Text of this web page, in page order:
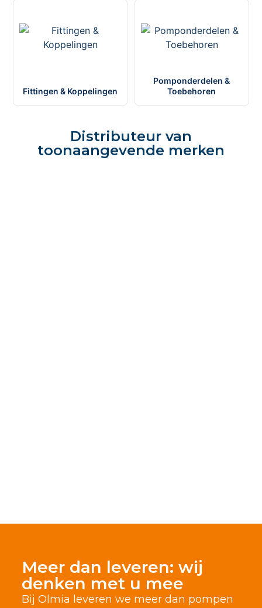
Fittingen & Koppelingen
Pomponderdelen &
Toebehoren
Distributeur van
toonaangevende merken
Meer dan leveren: wij
denken met u mee
Bij Olmia leveren we meer dan pompen